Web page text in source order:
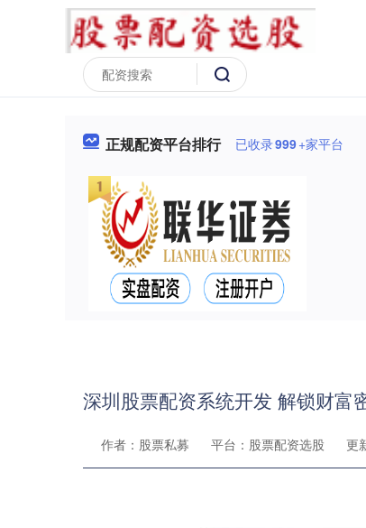
正规配资平台排行 已收录999+家平台
深圳股票配资系统开发 解锁财富
作者：股票私募 平台：股票配资选股 更